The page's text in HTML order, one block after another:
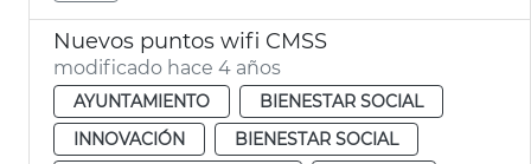
Nuevos puntos wifi CMSS
modificado hace 4 años
AYUNTAMIENTO
BIENESTAR SOCIAL
INNOVACIÓN
BIENESTAR SOCIAL